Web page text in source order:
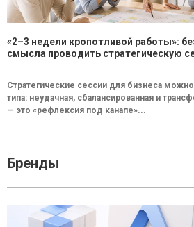
«2–3 недели кропотливой работы»:
смысла проводить стратегическую
Стратегические сессии для бизнеса
типа: неудачная, сбалансированная и
— это «рефлексия под канапе»...
Бренды